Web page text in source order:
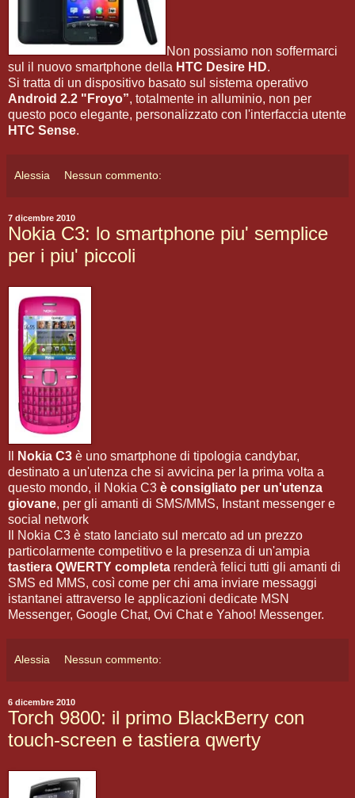
Non possiamo non soffermarci
sul il nuovo smartphone della HTC Desire HD.
Si tratta di un dispositivo basato sul sistema operativo
Android 2.2 "Froyo”, totalmente in alluminio, non per
questo poco elegante, personalizzato con l'interfaccia utente
HTC Sense.
Alessia Nessun commento:
7 dicembre 2010
Nokia C3: lo smartphone piu' semplice
per i piu' piccoli
Nokia C3 è uno smartphone di tipologia candybar,
destinato a un'utenza che si avvicina per la prima volta a
questo mondo, il Nokia C3 è consigliato per un'utenza
giovane, per gli amanti di SMS/MMS, Instant messenger e
social network
Il Nokia C3 è stato lanciato sul mercato ad un prezzo
particolarmente competitivo e la presenza di un'ampia
tastiera QWERTY completa renderà felici tutti gli amanti di
SMS ed MMS, così come per chi ama inviare messaggi
istantanei attraverso le applicazioni dedicate MSN
Messenger, Google Chat, Ovi Chat e Yahoo! Messenger.
Alessia Nessun commento:
6 dicembre 2010
Torch 9800: il primo BlackBerry con
touch-screen e tastiera qwerty